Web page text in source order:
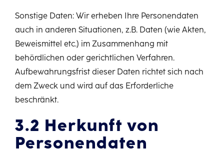
Sonstige Daten: Wir erheben Ihre Personendaten
auch in anderen Situationen, z.B. Daten (wie Akten,
Beweismittel etc.) im Zusammenhang mit
behördlichen oder gerichtlichen Verfahren.
Aufbewahrungsfrist dieser Daten richtet sich nach
dem Zweck und wird auf das Erforderliche
beschränkt.
3.2 Herkunft von
Personendaten